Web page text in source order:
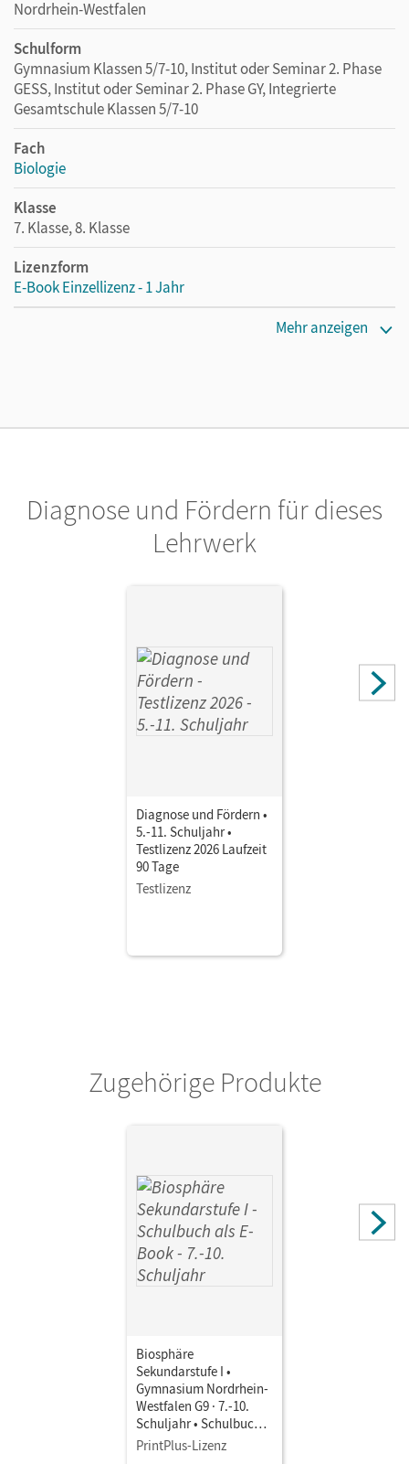
Nordrhein-Westfalen
Schulform
Gymnasium Klassen 5/7-10, Institut oder Seminar 2. Phase
GESS, Institut oder Seminar 2. Phase GY, Integrierte
Gesamtschule Klassen 5/7-10
Fach
Biologie
Klasse
7. Klasse, 8. Klasse
Lizenzform
E-Book Einzellizenz - 1 Jahr
Privatpersonen, die nur mit dem E-Book arbeiten.
Mehr anzeigen
Diagnose und Fördern für dieses
Lehrwerk
Diagnose und Fördern •
5.-11. Schuljahr •
Testlizenz 2026 Laufzeit
90 Tage
Testlizenz
Zugehörige Produkte
Biosphäre
Sekundarstufe I •
Gymnasium Nordrhein-
Westfalen G9 · 7.-10.
Schuljahr • Schulbuch
als E-Book
PrintPlus-Lizenz